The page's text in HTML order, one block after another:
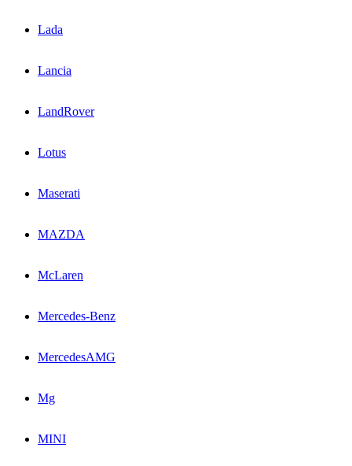
Lada
Lancia
LandRover
Lotus
Maserati
MAZDA
McLaren
Mercedes-Benz
MercedesAMG
Mg
MINI